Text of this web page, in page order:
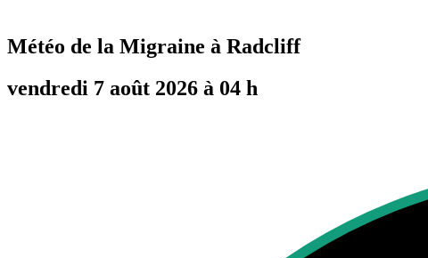
Météo de la Migraine à Radcliff
vendredi 7 août 2026 à 04 h